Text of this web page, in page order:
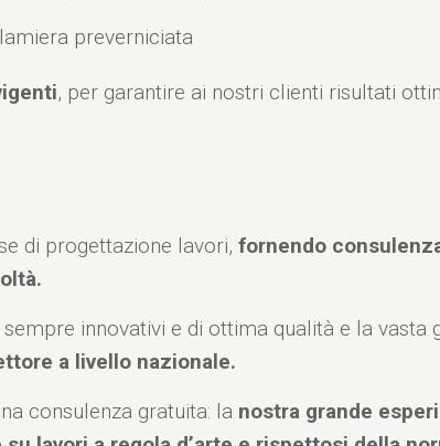
preverniciata
, per garantire ai nostri clienti risultati
di progettazione lavori, fornendo
innovativi e di ottima qualità e la vasta
a livello nazionale.
consulenza gratuita: la nostra grande